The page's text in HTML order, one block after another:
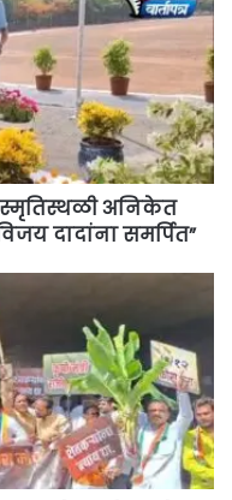
स्मृतिस्थळी अनिकेत
दादांना समर्पित”